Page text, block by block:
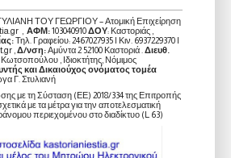
ΤΟΥ ΓΕΩΡΓΙΟΥ – Ατομική Επιχείρηση
, ΑΦΜ:103040910ΔΟΥ: Καστοριάς ,
Τηλ. Γραφείου: 2467027935 | Κιν. 6937229370 |
, Δ/νση:Αμύντα 2 52100 Καστοριά . Διευθ.
, Ιδιοκτήτης, Νόμιμος
και Δικαιούχος ονόματος τομέα
Γ. Στυλιανή
με τη Σύσταση (ΕΕ) 2018/334 της Επιτροπής
με τα μέτρα για την αποτελεσματική
περιεχομένου στο διαδίκτυο (L 63)